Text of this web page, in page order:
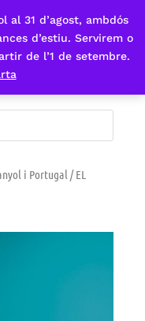
al 31 d’agost, ambdós
d’estiu. Servirem o
de l’1 de setembre.
i Portugal / EL